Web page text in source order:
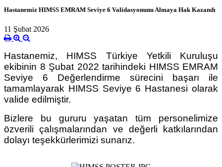
Hastanemiz HIMSS EMRAM Seviye 6 Validasyonunu Almaya Hak Kazandı
11 Şubat 2026
Hastanemiz, HIMSS Türkiye Yetkili Kuruluşu
ekibinin 8 Şubat 2022 tarihindeki HIMSS EMRAM
Seviye 6 Değerlendirme sürecini başarı ile
tamamlayarak HIMSS Seviye 6 Hastanesi olarak
valide edilmiştir.
Bizlere bu gururu yaşatan tüm personelimize
özverili çalışmalarından ve değerli katkılarından
dolayı teşekkürlerimizi sunarız.